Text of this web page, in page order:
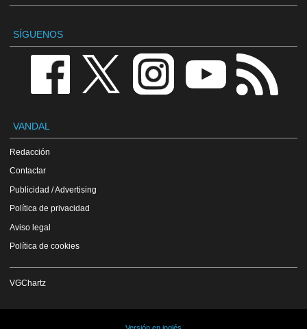
SÍGUENOS
VANDAL
Redacción
Contactar
Publicidad / Advertising
Política de privacidad
Aviso legal
Política de cookies
VGChartz